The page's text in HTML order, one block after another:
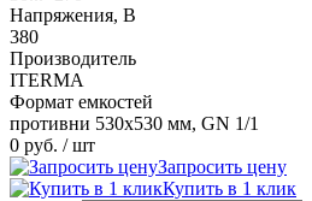
Напряжения, В
380
Производитель
ITERMA
Формат емкостей
противни 530х530 мм, GN 1/1
0 руб. / шт
Запросить цену
Купить в 1 клик